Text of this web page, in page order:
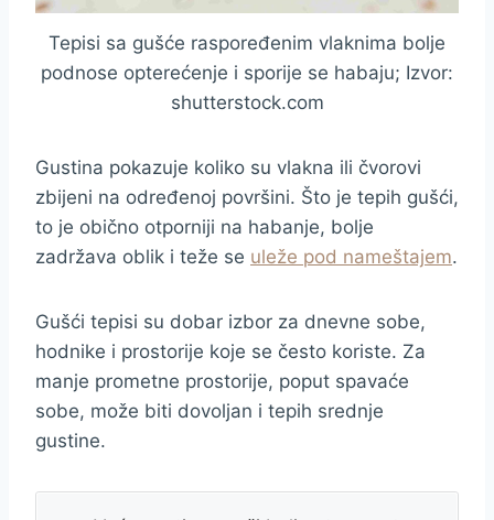
Tepisi sa gušće raspoređenim vlaknima bolje
podnose opterećenje i sporije se habaju; Izvor:
shutterstock.com
Gustina pokazuje koliko su vlakna ili čvorovi
zbijeni na određenoj površini. Što je tepih gušći,
to je obično otporniji na habanje, bolje
zadržava oblik i teže se uleže pod nameštajem.
Gušći tepisi su dobar izbor za dnevne sobe,
hodnike i prostorije koje se često koriste. Za
manje prometne prostorije, poput spavaće
sobe, može biti dovoljan i tepih srednje
gustine.